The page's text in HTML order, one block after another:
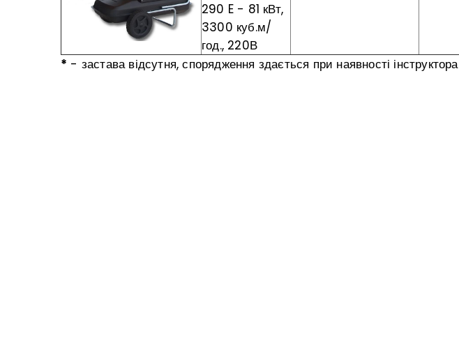
290 E - 81 кВт,
3300 куб.м/
год., 220В
* - застава відсутня, спорядження здається при наявності інструктора